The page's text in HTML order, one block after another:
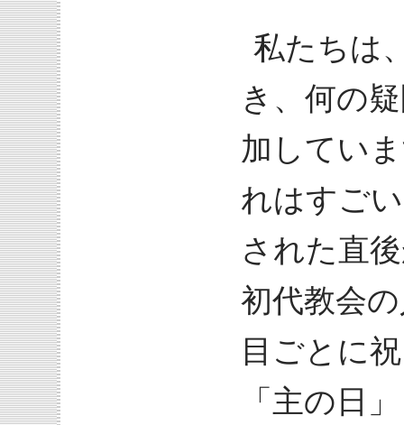
私たちは
き、何の
加してい
れはすご
された直
初代教会
目ごとに
「主の日